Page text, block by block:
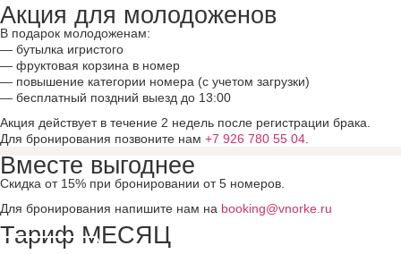
Акция для молодоженов
В подарок молодоженам:
— бутылка игристого
— фруктовая корзина в номер
— повышение категории номера (с учетом загрузки)
— бесплатный поздний выезд до 13:00
Акция действует в течение 2 недель после регистрации брака.
Для бронирования позвоните нам +7 926 780 55 04
Вместе выгоднее
Скидка от 15% при бронировании от 5 номеров.
Для бронирования напишите нам на booking@vnorke.ru
Тариф МЕСЯЦ